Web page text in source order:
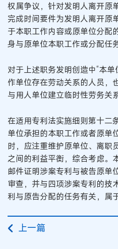
权属争议，针对发明人离开原
完成时间要件为发明人离开原
于本职工作内容或原单位分配
身与原单位本职工作或分配任
对于上述职务发明创造中“本
作单位存在劳动关系的人员，
与用人单位建立临时性劳务关
在适用专利法实施细则第十二
单位承担的本职工作或者原单
时，应注重维护原单位、离职
之间的利益平衡，综合考虑。
邮件证明涉案专利与被告原单
审查，并与四项涉案专利的技
利与原告分配的任务有关，属
上一篇